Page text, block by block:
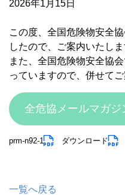
2026年1月15日
この度、全国危険物安全
したので、ご案内いたしま
また、全国危険物安全協
っていますので、併せてご
全危協メールマガジ
prm-n92-1 ダウンロード
一覧へ戻る